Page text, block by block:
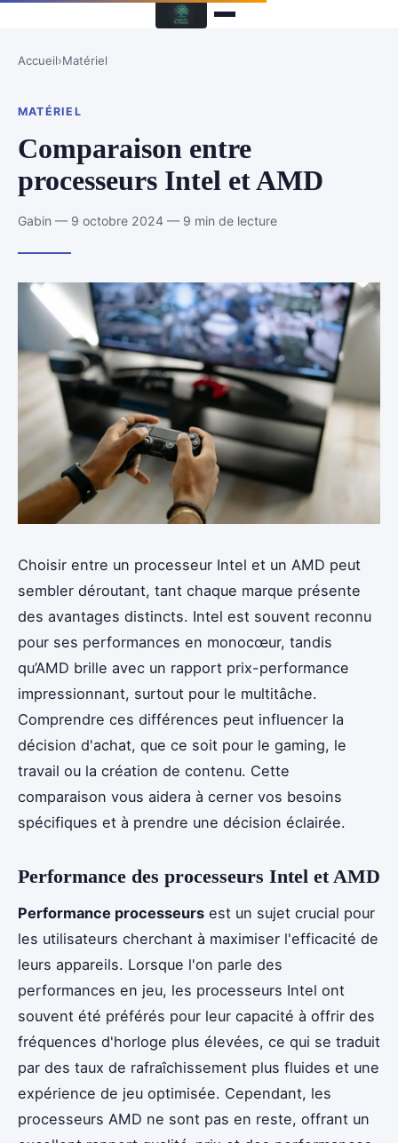
Accueil›Matériel
MATÉRIEL
Comparaison entre
processeurs Intel et AMD
Gabin — 9 octobre 2024 — 9 min de lecture
Choisir entre un processeur Intel et un AMD peut
sembler déroutant, tant chaque marque présente
des avantages distincts. Intel est souvent reconnu
pour ses performances en monocœur, tandis
qu’AMD brille avec un rapport prix-performance
impressionnant, surtout pour le multitâche.
Comprendre ces différences peut influencer la
décision d'achat, que ce soit pour le gaming, le
travail ou la création de contenu. Cette
comparaison vous aidera à cerner vos besoins
spécifiques et à prendre une décision éclairée.
Performance des processeurs Intel et AMD
Performance processeurs est un sujet crucial pour
les utilisateurs cherchant à maximiser l'efficacité de
leurs appareils. Lorsque l'on parle des
performances en jeu, les processeurs Intel ont
souvent été préférés pour leur capacité à offrir des
fréquences d'horloge plus élevées, ce qui se traduit
par des taux de rafraîchissement plus fluides et une
expérience de jeu optimisée. Cependant, les
processeurs AMD ne sont pas en reste, offrant un